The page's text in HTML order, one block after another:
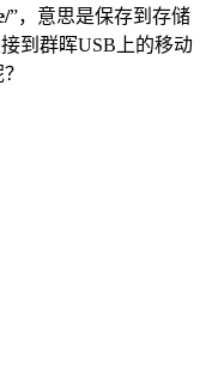
”，意思是保存到存储
到群晖USB上的移动